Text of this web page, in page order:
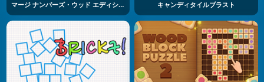
マージ ナンバーズ・ウッド エディション キャンディタイルブラスト